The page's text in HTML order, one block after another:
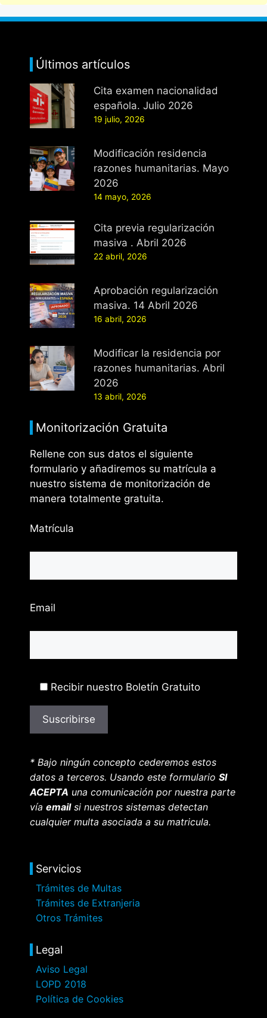
Últimos artículos
Cita examen nacionalidad
española. Julio 2026
19 julio, 2026
Modificación residencia
razones humanitarias. Mayo
2026
14 mayo, 2026
Cita previa regularización
masiva . Abril 2026
22 abril, 2026
Aprobación regularización
masiva. 14 Abril 2026
16 abril, 2026
Modificar la residencia por
razones humanitarias. Abril
2026
13 abril, 2026
Monitorización Gratuita
Rellene con sus datos el siguiente
formulario y añadiremos su matrícula a
nuestro sistema de monitorización de
manera totalmente gratuita.
Matrícula
Email
Recibir nuestro Boletín Gratuito
* Bajo ningún concepto cederemos estos
datos a terceros. Usando este formulario SI
ACEPTA una comunicación por nuestra parte
vía emailsi nuestros sistemas detectan
cualquier multa asociada a su matricula.
Servicios
Trámites de Multas
Trámites de Extranjeria
Otros Trámites
Legal
Aviso Legal
LOPD 2018
Política de Cookies